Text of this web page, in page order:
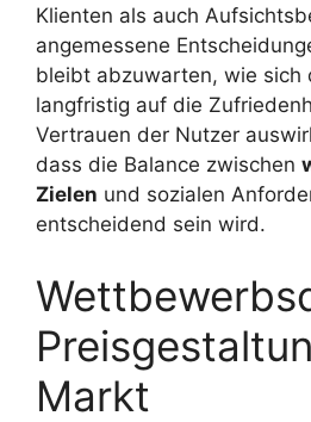
Klienten als auch
angemessene
bleibt abzuwarten, wie sich
langfristig auf die
Vertrauen der Nutzer
dass die Balance zwischen
Zielen und sozialen
entscheidend sein wird.
Markt